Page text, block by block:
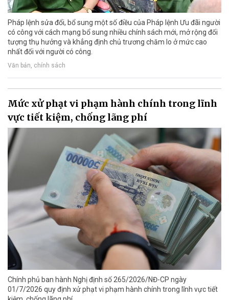
Pháp lệnh sửa đổi, bổ sung một số điều của Pháp lệnh Ưu đãi người
có công với cách mạng bổ sung nhiều chính sách mới, mở rộng đối
tượng thụ hưởng và khẳng định chủ trương chăm lo ở mức cao
nhất đối với người có công.
Văn bản, chính sách
Mức xử phạt vi phạm hành chính trong lĩnh
vực tiết kiệm, chống lãng phí
Chính phủ ban hành Nghị định số 265/2026/NĐ-CP ngày
01/7/2026 quy định xử phạt vi phạm hành chính trong lĩnh vực tiết